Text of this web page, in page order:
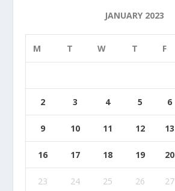
JANUARY 2023
M T W T F
2 3 4 5 6
9 10 11 12 13
16 17 18 19 20
23 24 25 26 27